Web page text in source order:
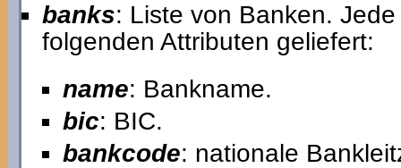
banks: Liste von Banken.
folgenden Attributen geliefert:
name: Bankname.
bic: BIC.
bankcode: nationale